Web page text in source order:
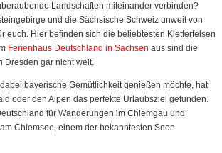
Landschaften miteinander verbinden?
und die Sächsische Schweiz unweit von
euch. Hier befinden sich die beliebtesten Kletterfelsen
Ferienhaus Deutschland in Sachsen aus sind die
Dresden gar nicht weit.
bayerische Gemütlichkeit genießen möchte, hat
oder den Alpen das perfekte Urlaubsziel gefunden.
für Wanderungen im Chiemgau und
Chiemsee, einem der bekanntesten Seen